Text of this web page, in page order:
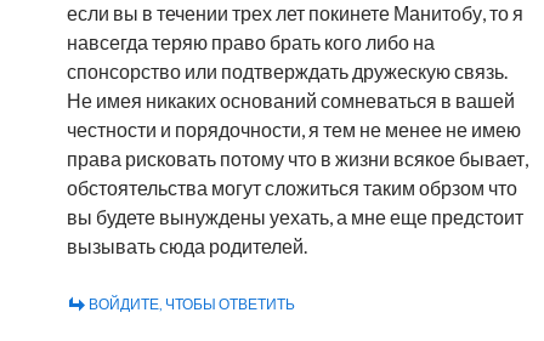
если вы в течении трех лет покинете Манитобу, то я
навсегда теряю право брать кого либо на
спонсорство или подтверждать дружескую связь.
Не имея никаких оснований сомневаться в вашей
честности и порядочности, я тем не менее не имею
права рисковать потому что в жизни всякое бывает,
обстоятельства могут сложиться таким обрзом что
вы будете вынуждены уехать, а мне еще предстоит
вызывать сюда родителей.
ВОЙДИТЕ, ЧТОБЫ ОТВЕТИТЬ